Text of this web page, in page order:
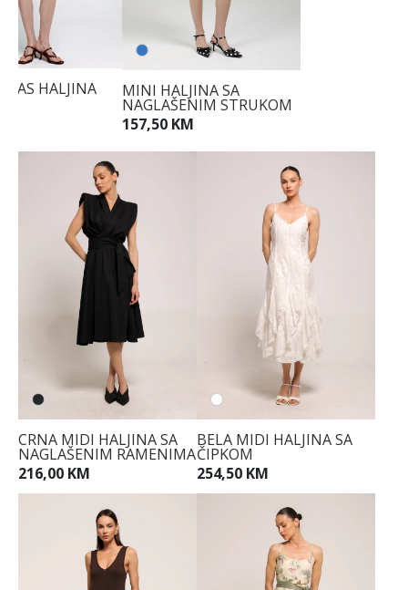
HALJINA
MINI HALJINA SA
NAGLAŠENIM STRUKOM
157,50 KM
CRNA MIDI HALJINA SA
NAGLAŠENIM RAMENIMA
216,00 KM
BELA MIDI HALJINA SA
ČIPKOM
254,50 KM